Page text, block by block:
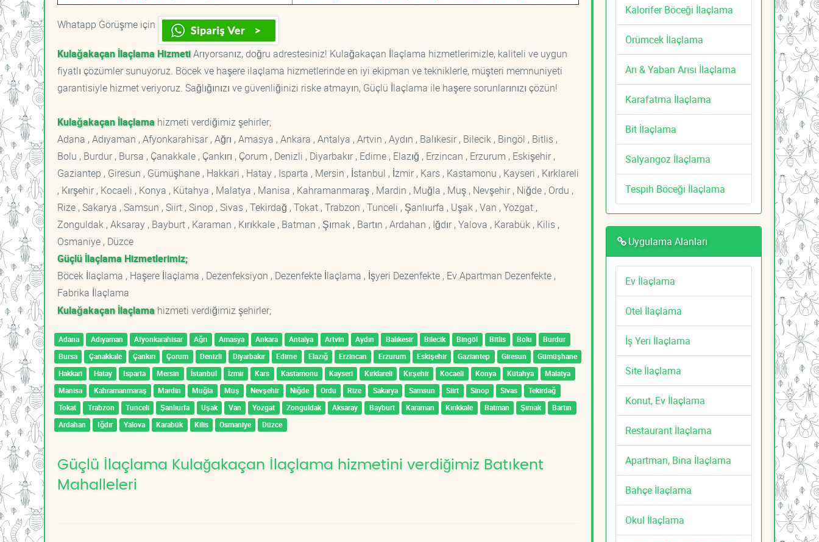
Whatapp Görüşme için
Kulağakaçan İlaçlama HizmetiArıyorsanız, doğru adrestesiniz! Kulağakaçan İlaçlama hizmetlerimizle, kaliteli ve uygun
fiyatlı çözümler sunuyoruz. Böcek ve haşere ilaçlama hizmetlerinde en iyi ekipman ve tekniklerle, müşteri memnuniyeti
garantisiyle hizmet veriyoruz. Sağlığınızı ve güvenliğinizi riske atmayın, Güçlü İlaçlama ile haşere sorunlarınızı çözün!
Kulağakaçan İlaçlama hizmeti verdiğimiz şehirler;
Adana , Adıyaman , Afyonkarahisar , Ağrı , Amasya , Ankara , Antalya , Artvin , Aydın , Balıkesir , Bilecik , Bingöl , Bitlis ,
Bolu , Burdur , Bursa , Çanakkale , Çankırı , Çorum , Denizli , Diyarbakır , Edirne , Elazığ , Erzincan , Erzurum , Eskişehir ,
Gaziantep , Giresun , Gümüşhane , Hakkari , Hatay , Isparta , Mersin , İstanbul , İzmir , Kars , Kastamonu , Kayseri , Kırklareli
, Kırşehir , Kocaeli , Konya , Kütahya , Malatya , Manisa , Kahramanmaraş , Mardin , Muğla , Muş , Nevşehir , Niğde , Ordu ,
Rize , Sakarya , Samsun , Siirt , Sinop , Sivas , Tekirdağ , Tokat , Trabzon , Tunceli , Şanlıurfa , Uşak , Van , Yozgat ,
Zonguldak , Aksaray , Bayburt , Karaman , Kırıkkale , Batman , Şırnak , Bartın , Ardahan , Iğdır , Yalova , Karabük , Kilis ,
Osmaniye , Düzce
Güçlü İlaçlama Hizmetlerimiz;
Böcek İlaçlama , Haşere İlaçlama , Dezenfeksiyon , Dezenfekte İlaçlama , İşyeri Dezenfekte , Ev Apartman Dezenfekte ,
Fabrika İlaçlama
Kulağakaçan İlaçlama hizmeti verdiğimiz şehirler;
Adana Adıyaman Afyonkarahisar Ağrı Amasya Ankara Antalya Artvin Aydın Balıkesir Bilecik Bingöl Bitlis Bolu
Burdur
Bursa
Çanakkale Çankırı Çorum Denizli Diyarbakır Edirne Elazığ Erzincan Erzurum Eskişehir Gaziantep Giresun
Gümüşhane
Hakkari
Hatay Isparta Mersin İstanbul İzmir Kars Kastamonu Kayseri Kırklareli Kırşehir Kocaeli Konya Kütahya
Malatya
Manisa
Kahramanmaraş Mardin Muğla Muş Nevşehir Niğde Ordu Rize Sakarya Samsun Siirt Sinop Sivas
Tekirdağ
Tokat
Trabzon Tunceli Şanlıurfa Uşak Van Yozgat Zonguldak Aksaray Bayburt Karaman Kırıkkale Batman Şırnak
Bartın
Ardahan
Iğdır Yalova Karabük Kilis Osmaniye Düzce
Güçlü İlaçlama Kulağakaçan İlaçlama hizmetini verdiğimiz Batıkent
Mahalleleri
Kalorifer Böceği İlaçlama
Örümcek İlaçlama
Arı & Yaban Arısı İlaçlama
Karafatma İlaçlama
Bit İlaçlama
Salyangoz İlaçlama
Tespih Böceği İlaçlama
Uygulama Alanları
Ev İlaçlama
Otel İlaçlama
İş Yeri İlaçlama
Site İlaçlama
Konut, Ev İlaçlama
Restaurant İlaçlama
Apartman, Bina İlaçlama
Bahçe İlaçlama
Okul İlaçlama